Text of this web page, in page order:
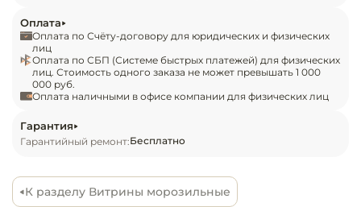
общепита
Линии
линию достаточно приобрести две боковины
для первой и последней витрины.
На фото представлена аналогичная модель с
Комплект поставки:
(версия 2.0) без боковин, 9006-0430.
Особенности:
Оплата
Оплата по Счёту-договору для юридических и физических
лиц
Оплата по СБП (Системе быстрых платежей) для физических
лиц. Стоимость одного заказа не может превышать 1 000
000 руб.
Оплата наличными в офисе компании для физических лиц
Гарантия
Гарантийный ремонт:Бесплатно
К разделу Витрины морозильные